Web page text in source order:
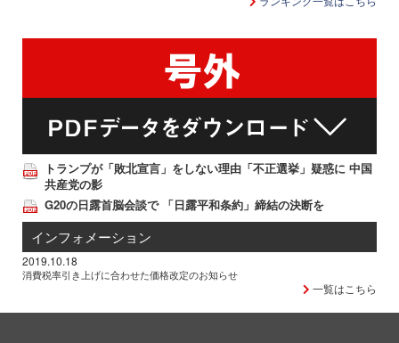
トランプが「敗北宣言」をしない理由「不正選挙」疑惑に 中国
共産党の影
G20の日露首脳会談で 「日露平和条約」締結の決断を
インフォメーション
2019.10.18
消費税率引き上げに合わせた価格改定のお知らせ
一覧はこちら